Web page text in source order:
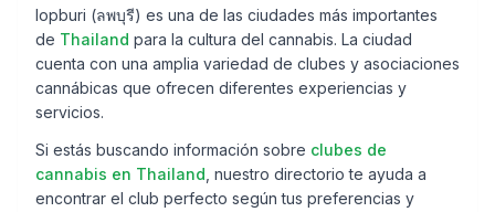
lopburi (ลพบุรี) es una de las ciudades más importantes
de Thailand para la cultura del cannabis. La ciudad
cuenta con una amplia variedad de clubes y asociaciones
cannábicas que ofrecen diferentes experiencias y
servicios.
Si estás buscando información sobre clubes de
cannabis en Thailand , nuestro directorio te ayuda a
encontrar el club perfecto según tus preferencias y